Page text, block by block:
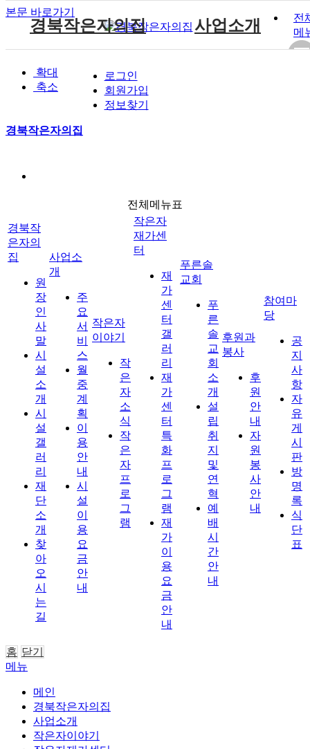
본문 바로가기
확대
축소
로그인
회원가입
정보찾기
경북작은자의집
경북작은자의집
시설소개
재단소개
사업소개
작은자이야기
작은자 프로그램
재가센터 특화프로그램
재가 이용요금 안내
후원과 봉사
자원봉사 안내
참여마당
전
메
전체메뉴표
경북작
은자의
집
원
장
인
사
말
시
설
소
개
시
설
갤
러
리
재
단
소
개
찾
아
오
시
는
길
사업소
개
주
요
서
비
스
월
중
계
획
이
용
안
내
시
설
이
용
요
금
안
내
작은자
이야기
작
은
자
소
식
작
은
자
프
로
그
램
작은자
재가센
터
재
가
센
터
갤
러
리
재
가
센
터
특
화
프
로
그
램
재
가
이
용
요
금
안
내
푸른솔
교회
푸
른
솔
교
회
소
개
설
립
취
지
및
연
혁
예
배
시
간
안
내
후원과
봉사
후
원
안
내
자
원
봉
사
안
내
참여마
당
공
지
사
항
자
유
게
시
판
방
명
록
식
단
표
홈 닫기
메뉴
메인
경북작은자의집
사업소개
작은자이야기